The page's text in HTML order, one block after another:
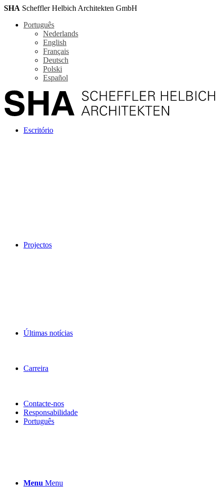
SHA Scheffler Helbich Architekten GmbH
Português
Nederlands
English
Français
Deutsch
Polski
Español
Escritório
Projectos
Últimas notícias
Carreira
Contacte-nos
Responsabilidade
Português
Menu Menu